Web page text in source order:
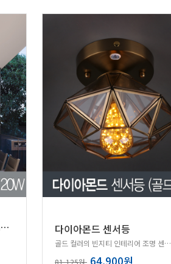
L
ED 바니 사각 센서등 20W (골드) 다이아몬드 센서등
골드 컬러의 빈지티 인테리어 조명 센서등!
64,900원